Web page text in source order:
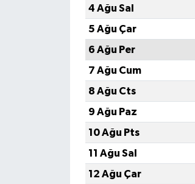
4 Ağu Sal
5 Ağu Çar
6 Ağu Per
7 Ağu Cum
8 Ağu Cts
9 Ağu Paz
10 Ağu Pts
11 Ağu Sal
12 Ağu Çar